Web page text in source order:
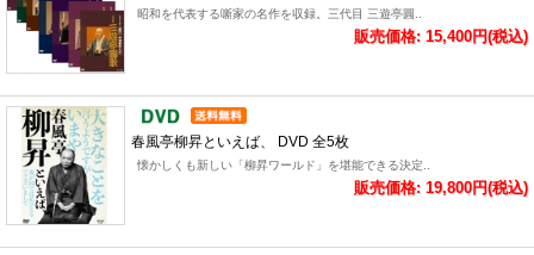
昭和を代表する噺家の名作を収録。三代目 三遊亭圓..
販売価格: 15,400円(税込)
春風亭柳昇といえば、 DVD 全5枚
懐かしくも新しい「柳昇ワールド」を堪能できる決定..
販売価格: 19,800円(税込)